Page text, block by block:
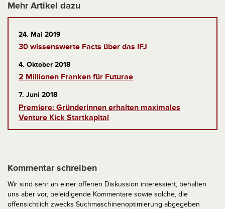
Mehr Artikel dazu
24. Mai 2019
30 wissenswerte Facts über das IFJ
4. Oktober 2018
2 Millionen Franken für Futurae
7. Juni 2018
Premiere: Gründerinnen erhalten maximales
Venture Kick Startkapital
Kommentar schreiben
Wir sind sehr an einer offenen Diskussion interessiert, behalten
uns aber vor, beleidigende Kommentare sowie solche, die
offensichtlich zwecks Suchmaschinenoptimierung abgegeben